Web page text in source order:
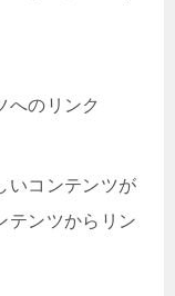
へのリンク
いコンテンツが
テンツからリン